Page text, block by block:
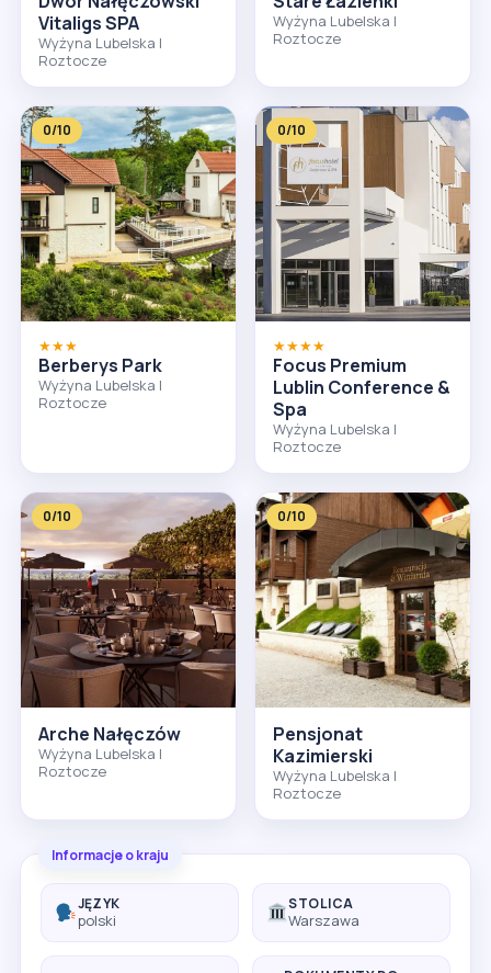
Vitaligs SPA
Wyżyna Lubelska I
Roztocze
Wyżyna Lubelska I
Roztocze
0/10
★★★
Berberys Park
Wyżyna Lubelska I
Roztocze
0/10
★★★★
Focus Premium
Lublin Conference &
Spa
Wyżyna Lubelska I
Roztocze
0/10
Arche Nałęczów
Wyżyna Lubelska I
Roztocze
0/10
Pensjonat
Kazimierski
Wyżyna Lubelska I
Roztocze
Informacje o kraju
JĘZYK
polski
STOLICA
Warszawa